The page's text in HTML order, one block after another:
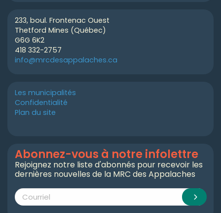
233, boul. Frontenac Ouest
Thetford Mines (Québec)
G6G 6K2
418 332-2757
info@mrcdesappalaches.ca
Les municipalités
Confidentialité
Plan du site
Abonnez-vous à notre infolettre
Rejoignez notre liste d'abonnés pour recevoir les
dernières nouvelles de la MRC des Appalaches